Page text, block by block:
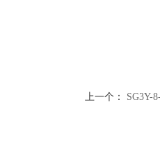
上一个： SG3Y-